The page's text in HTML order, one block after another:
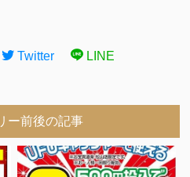
Twitter LINE
ー前後の記事